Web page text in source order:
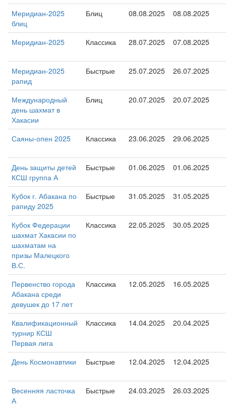
Меридиан-2025
блиц
Блиц 08.08.2025 08.08.2025
Меридиан-2025 Классика 28.07.2025 07.08.2025
Меридиан-2025
рапид
Быстрые 25.07.2025 26.07.2025
Международный
день шахмат в
Хакасии
Блиц 20.07.2025 20.07.2025
Саяны-опен 2025 Классика 23.06.2025 29.06.2025
День защиты детей
КСШ группа А
Быстрые 01.06.2025 01.06.2025
Кубок г. Абакана по
рапиду 2025
Быстрые 31.05.2025 31.05.2025
Кубок Федерации
шахмат Хакасии по
шахматам на
призы Малецкого
В.С.
Классика 22.05.2025 30.05.2025
Первенство города
Абакана среди
девушек до 17 лет
Классика 12.05.2025 16.05.2025
Квалификационный
турнир КСШ
Первая лига
Классика 14.04.2025 20.04.2025
День Космонавтики Быстрые 12.04.2025 12.04.2025
Весенняя ласточка
А
Быстрые 24.03.2025 26.03.2025